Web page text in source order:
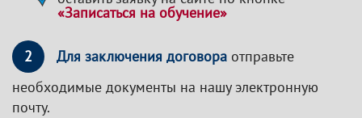
«Записаться на обучение»
2 Для заключения договора отправьте
необходимые документы на нашу электронную
почту.